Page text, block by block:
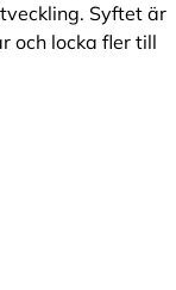
Syftet är
och locka fler till